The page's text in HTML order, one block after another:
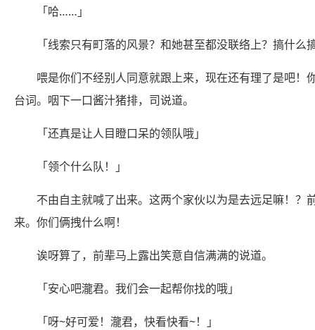
「哈……」
「线索只有町落的风景？和她甚至都没联络上？搞什么
喂是你们不经别人同意就跟上来，现在还有理了是吧
台词。咽下一口酱汁猪排，司说道。
「还真是让人目瞪口呆的领队哦」
「领个什么队！」
不由自主就喊了出来。这两个家伙以为是去远足嘛！
来。你们俩拽什么啊！
诶呀算了，前辈马上露出笑意自信满满的说道。
「安心吧瀧君。我们会一起帮你找的哦」
「呀~好可爱！瀧君，快看快看~！」